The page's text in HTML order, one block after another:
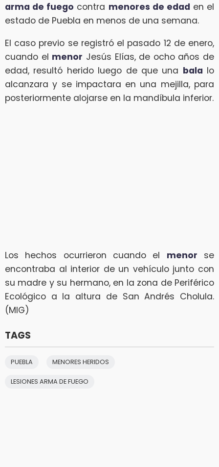
arma de fuego contra menores de edad en el
estado de Puebla en menos de una semana.
El caso previo se registró el pasado 12 de enero,
cuando el menor Jesús Elías, de ocho años de
edad, resultó herido luego de que una bala lo
alcanzara y se impactara en una mejilla, para
posteriormente alojarse en la mandíbula inferior.
Los hechos ocurrieron cuando el menor se
encontraba al interior de un vehículo junto con
su madre y su hermano, en la zona de Periférico
Ecológico a la altura de San Andrés Cholula.
(MIG)
TAGS
PUEBLA MENORES HERIDOS
LESIONES ARMA DE FUEGO